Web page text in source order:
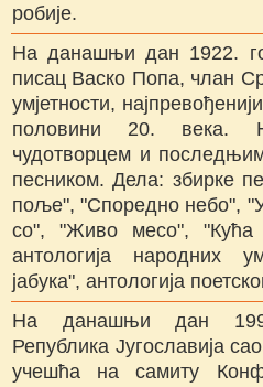
робије.
На данашњи дан 1922.
писац Васко Попа, члан
умјетности,
половини 20. века.
чудотворцем и
песником. Дела: збирке
поље", "Споредно небо",
со", "Живо месо", "Кућа
антологија народних
јабука", антологија
На данашњи дан
Република Југославија
учешћа на самиту